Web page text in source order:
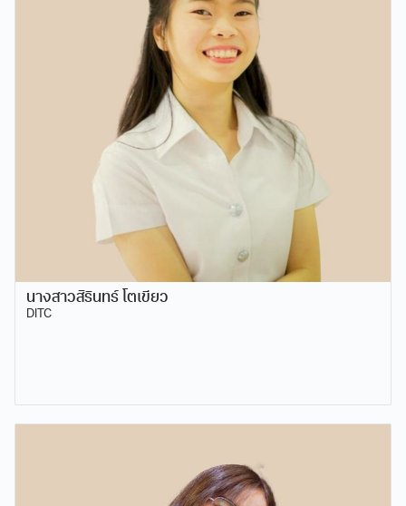
นางสาวสิรินทร์ โตเขียว
DITC